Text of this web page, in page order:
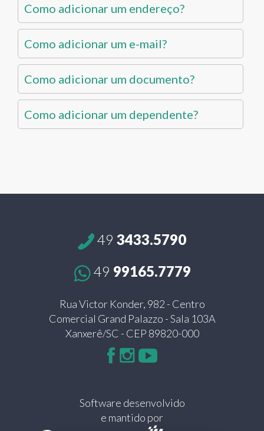
Como adicionar um endereço?
Como adicionar um e-mail?
Como adicionar um documento?
Como adicionar um dependente?
49 3433.5790
49 99165.7779
Rua Victor Konder, 982 - Centro
Comercial Grand Palazzo - Sala 103A
Xanxerê/SC - CEP 89820-000
Software desenvolvido
e mantido por